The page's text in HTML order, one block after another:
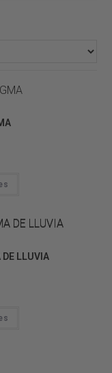
DE LLUVIA